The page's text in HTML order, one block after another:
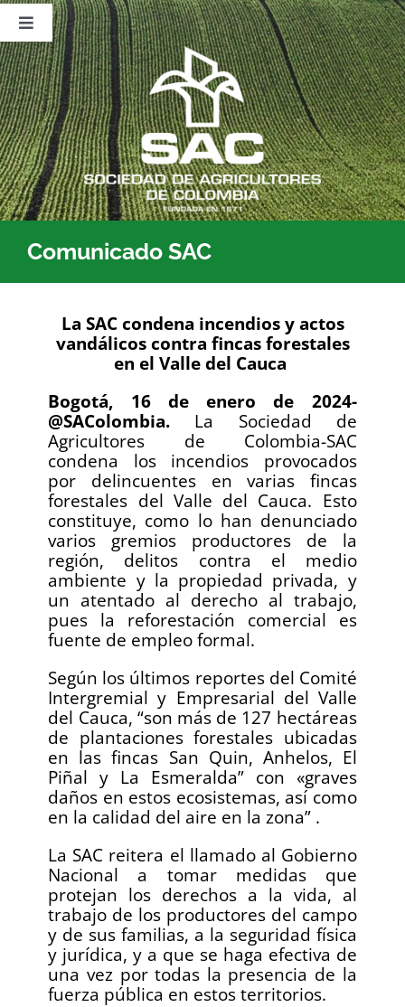
Saltar
contenido
Toggle
Navigation
Nosotros
Publicaciones
Sala de Prensa
Eventos
Comunicado SAC
La SAC condena incendios y actos
vandálicos contra fincas forestales
en el Valle del Cauca
Bogotá, 16 de enero de 2024-
@SAColombia. La Sociedad de
Agricultores de Colombia-SAC
condena los incendios provocados
por delincuentes en varias fincas
forestales del Valle del Cauca. Esto
constituye, como lo han denunciado
varios gremios productores de la
región, delitos contra el medio
ambiente y la propiedad privada, y
un atentado al derecho al trabajo,
pues la reforestación comercial es
fuente de empleo formal.
Según los últimos reportes del Comité
Intergremial y Empresarial del Valle
del Cauca, “son más de 127 hectáreas
de plantaciones forestales ubicadas
en las fincas San Quin, Anhelos, El
Piñal y La Esmeralda” con «graves
daños en estos ecosistemas, así como
en la calidad del aire en la zona” .
La SAC reitera el llamado al Gobierno
Nacional a tomar medidas que
protejan los derechos a la vida, al
trabajo de los productores del campo
y de sus familias, a la seguridad física
y jurídica, y a que se haga efectiva de
una vez por todas la presencia de la
fuerza pública en estos territorios.